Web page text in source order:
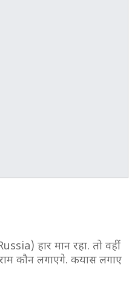
हार मान रहा. तो वहीं
कौन लगाएगे. कयास लगाए